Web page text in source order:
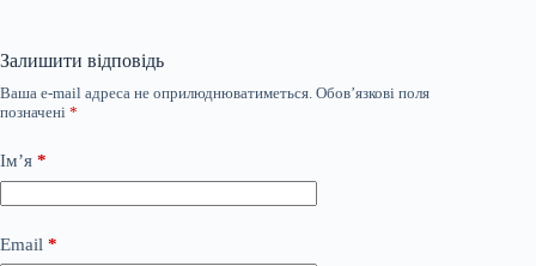
Залишити відповідь
Ваша e-mail адреса не оприлюднюватиметься. Обов’язкові поля
позначені *
Ім’я *
Email *